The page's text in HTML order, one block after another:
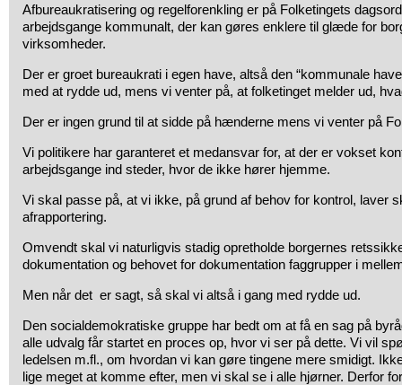
Afbureaukratisering og regelforenkling er på Folketingets
arbejdsgange kommunalt, der kan gøres enklere til glæde for
virksomheder.
Der er groet bureaukrati i egen have, altså den “kommunale
med at rydde ud, mens vi venter på, at folketinget melder ud,
Der er ingen grund til at sidde på hænderne mens vi venter på
Vi politikere har garanteret et medansvar for, at der er vokset
arbejdsgange ind steder, hvor de ikke hører hjemme.
Vi skal passe på, at vi ikke, på grund af behov for kontrol, laver
afrapportering.
Omvendt skal vi naturligvis stadig opretholde borgernes
dokumentation og behovet for dokumentation faggrupper i
Men når det er sagt, så skal vi altså i gang med rydde ud.
Den socialdemokratiske gruppe har bedt om at få en sag på
alle udvalg får startet en proces op, hvor vi ser på dette. Vi vil
ledelsen m.fl., om hvordan vi kan gøre tingene mere smidigt.
lige meget at komme efter, men vi skal se i alle hjørner. Derfor